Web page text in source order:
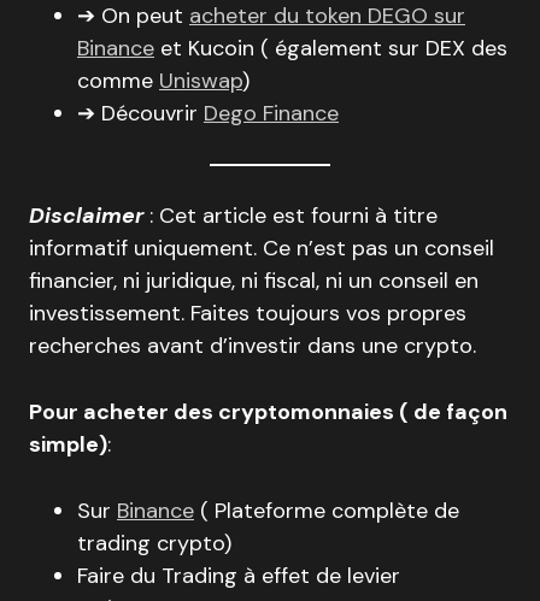
➔ On peut acheter du token DEGO sur
Binance et Kucoin ( également sur DEX des
comme Uniswap)
➔ Découvrir Dego Finance
Disclaimer : Cet article est fourni à titre
informatif uniquement. Ce n’est pas un conseil
financier, ni juridique, ni fiscal, ni un conseil en
investissement. Faites toujours vos propres
recherches avant d’investir dans une crypto.
Pour acheter des cryptomonnaies ( de façon
simple):
Sur Binance ( Plateforme complète de
trading crypto)
Faire du Trading à effet de levier